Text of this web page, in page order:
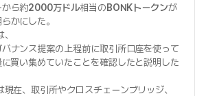
から約2000万ドル相当のBONKトークンが
かにした。
ナンス提案の上程前に取引所口座を使って
買い集めていたことを確認したと説明した
在、取引所やクロスチェーンブリッジ、